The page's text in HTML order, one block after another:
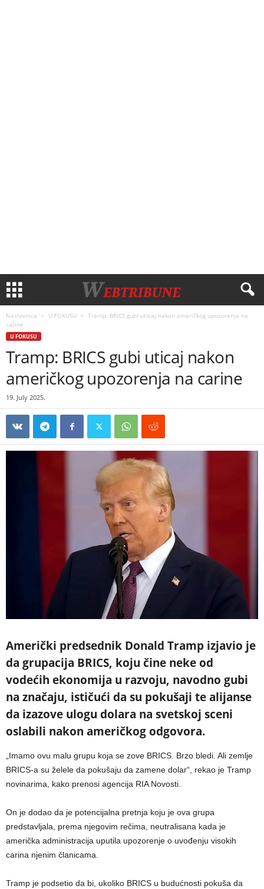
Naslovnica U FOKUSU
Tramp: BRICS gubi uticaj nakon američkog upozorenja na
carine
U FOKUSU
Tramp: BRICS gubi uticaj nakon
američkog upozorenja na carine
19. July 2025.
Američki predsednik Donald Tramp izjavio je
da grupacija BRICS, koju čine neke od
vodećih ekonomija u razvoju, navodno gubi
na značaju, ističući da su pokušaji te alijanse
da izazove ulogu dolara na svetskoj sceni
oslabili nakon američkog odgovora.
„Imamo ovu malu grupu koja se zove BRICS. Brzo bledi. Ali zemlje
BRICS-a su želele da pokušaju da zamene dolar“, rekao je Tramp
novinarima, kako prenosi agencija RIA Novosti.
On je dodao da je potencijalna pretnja koju je ova grupa
predstavljala, prema njegovim rečima, neutralisana kada je
američka administracija uputila upozorenje o uvođenju visokih
carina njenim članicama.
Tramp je podsetio da bi, ukoliko BRICS u budućnosti pokuša da